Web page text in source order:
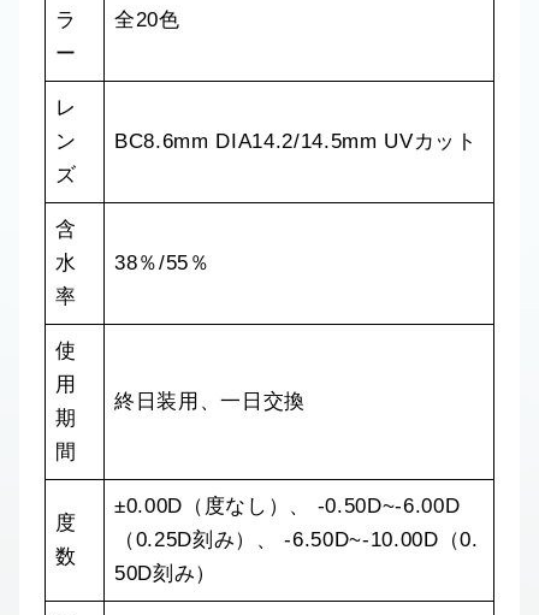
ラ
ー
全20色
レ
ン
ズ
BC8.6mm DIA14.2/14.5mm UVカット
含
水
率
38％/55％
使
用
期
間
終日装用、一日交換
度
数
±0.00D（度なし）、 -0.50D~-6.00D
（0.25D刻み）、 -6.50D~-10.00D（0.
50D刻み）